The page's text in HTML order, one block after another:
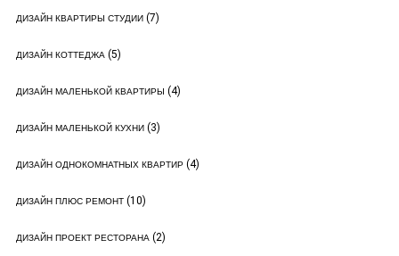
ДИЗАЙН КВАРТИРЫ СТУДИИ(7)
ДИЗАЙН КОТТЕДЖА(5)
ДИЗАЙН МАЛЕНЬКОЙ КВАРТИРЫ (4)
ДИЗАЙН МАЛЕНЬКОЙ КУХНИ(3)
ДИЗАЙН ОДНОКОМНАТНЫХ КВАРТИР(4)
ДИЗАЙН ПЛЮС РЕМОНТ(10)
ДИЗАЙН ПРОЕКТ РЕСТОРАНА(2)